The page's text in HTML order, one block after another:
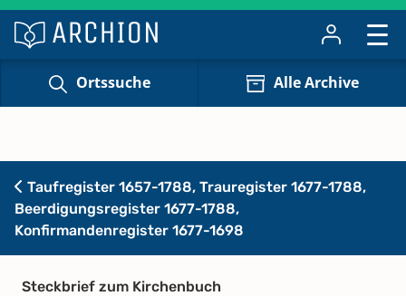
Ortssuche Alle Archive
Taufregister 1657-1788, Trauregister 1677-1788,
Beerdigungsregister 1677-1788,
Konfirmandenregister 1677-1698
Steckbrief zum Kirchenbuch